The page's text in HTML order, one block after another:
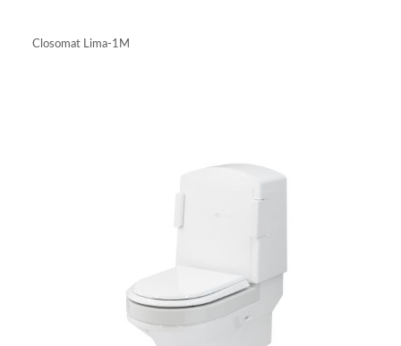
Closomat Lima-1M